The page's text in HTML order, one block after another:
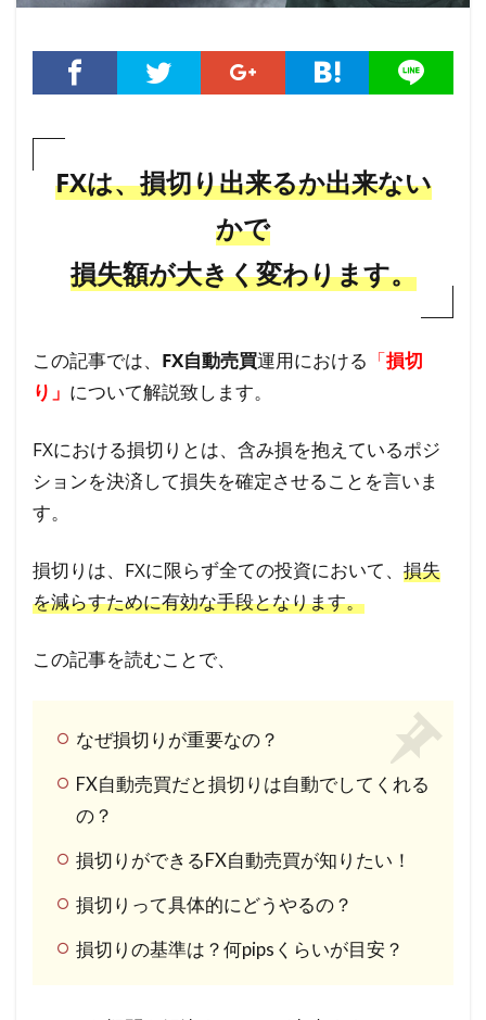
FXは、損切り出来るか出来ない
かで
損失額が大きく変わります。
この記事では、 FX自動売買運用における 「損切
り」 について解説致します。
FXにおける損切りとは、含み損を抱えているポジ
ションを決済して損失を確定させることを言いま
す。
損切りは、FXに限らず全ての投資において、 損失
を減らすために有効な手段となります。
この記事を読むことで、
なぜ損切りが重要なの？
FX自動売買だと損切りは自動でしてくれる
の？
損切りができるFX自動売買が知りたい！
損切りって具体的にどうやるの？
損切りの基準は？何pipsくらいが目安？